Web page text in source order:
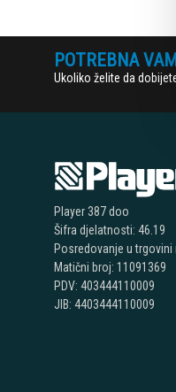
POTREBNA
Ukoliko želite da
Player 387 doo
Šifra djelatnosti: 46.19
Posredovanje u
Matični broj: 11091369
PDV: 403444110009
JIB: 4403444110009